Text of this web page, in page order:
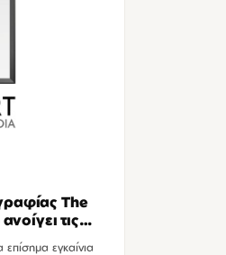
The
τις
εγκαίνια